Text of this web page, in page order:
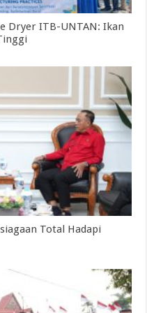
Dryer ITB-UNTAN: Ikan
Total Hadapi